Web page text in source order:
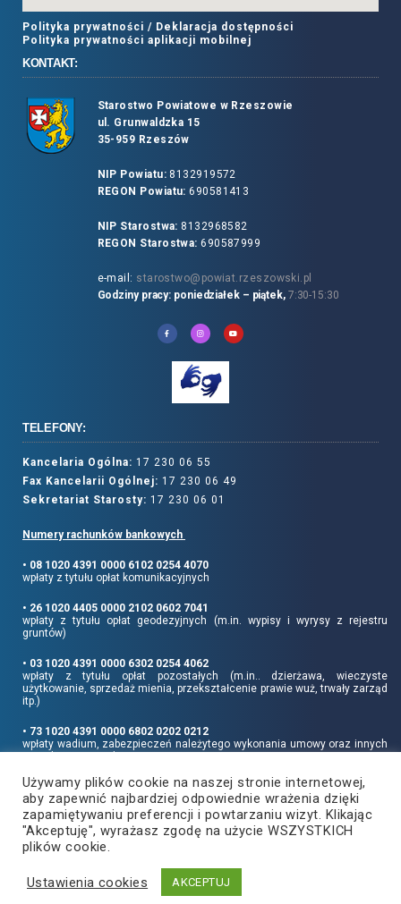
Polityka prywatności / Deklaracja dostępności
Polityka prywatności aplikacji mobilnej
KONTAKT:
Starostwo Powiatowe w Rzeszowie
ul. Grunwaldzka 15
35-959 Rzeszów
NIP Powiatu:8132919572
REGON Powiatu: 690581413
NIP Starostwa: 8132968582
REGON Starostwa: 690587999
e-mail: starostwo@powiat.rzeszowski.pl
Godziny pracy: poniedziałek – piątek, 7:30-15:30
TELEFONY:
Kancelaria Ogólna: 17 230 06 55
Fax Kancelarii Ogólnej: 17 230 06 49
Sekretariat Starosty: 17 230 06 01
Numery rachunków bankowych
• 08 1020 4391 0000 6102 0254 4070
wpłaty z tytułu opłat komunikacyjnych
• 26 1020 4405 0000 2102 0602 7041
wpłaty z tytułu opłat geodezyjnych (m.in. wypisy i wyrysy z rejestru
gruntów)
• 03 1020 4391 0000 6302 0254 4062
wpłaty z tytułu opłat pozostałych (m.in.. dzierżawa, wieczyste
użytkowanie, sprzedaż mienia, przekształcenie prawie wuż, trwały zarząd
itp.)
• 73 1020 4391 0000 6802 0202 0212
wpłaty wadium, zabezpieczeń należytego wykonania umowy oraz innych
Informujemy, że opłatę skarbową należy uiszczać na rachunek Urzędu
Miasta Rzeszowa:
• 90 1240 6960 3851 0062 0000 0423
Copyright2021©
ZETO-RZESZÓW Sp. z o.o.
Używamy plików cookie na naszej stronie internetowej,
aby zapewnić najbardziej odpowiednie wrażenia dzięki
zapamiętywaniu preferencji i powtarzaniu wizyt. Klikając
"Akceptuję", wyrażasz zgodę na użycie WSZYSTKICH
plików cookie.
Ustawienia cookies AKCEPTUJ